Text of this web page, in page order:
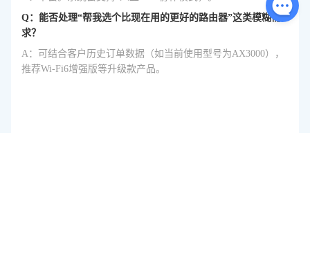
Q：能否处理“帮我选个比现在用的更好的路由器”这类模糊需
求？
A：可结合客户历史订单数据（如当前使用型号为AX3000），
推荐Wi-Fi6增强版等升级款产品。